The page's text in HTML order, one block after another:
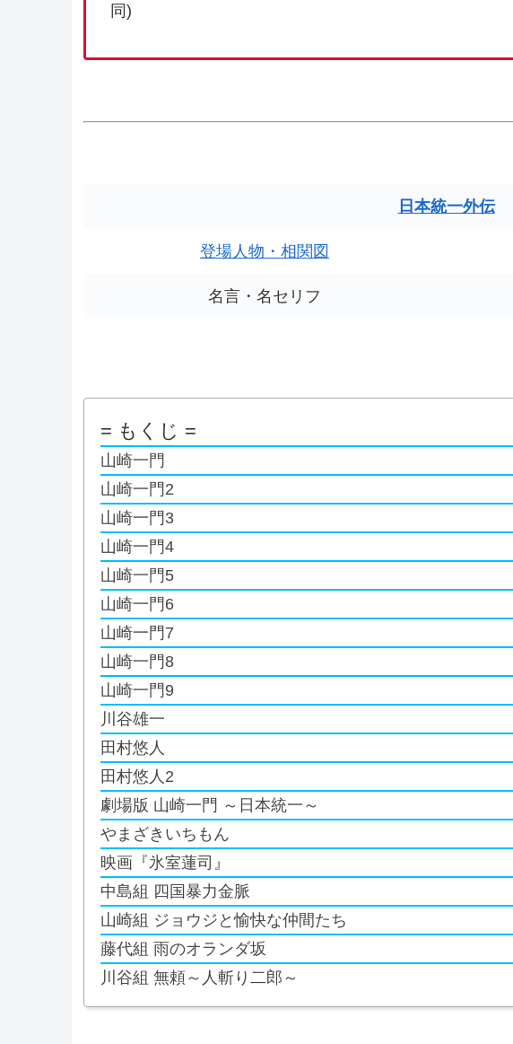
同)
日本統一外伝
登場人物・相関図
名言・名セリフ
= もくじ =
山崎一門
山崎一門2
山崎一門3
山崎一門4
山崎一門5
山崎一門6
山崎一門7
山崎一門8
山崎一門9
川谷雄一
田村悠人
田村悠人2
劇場版 山崎一門 ～日本統一～
やまざきいちもん
映画『氷室蓮司』
中島組 四国暴力金脈
山崎組 ジョウジと愉快な仲間たち
藤代組 雨のオランダ坂
川谷組 無頼～人斬り二郎～